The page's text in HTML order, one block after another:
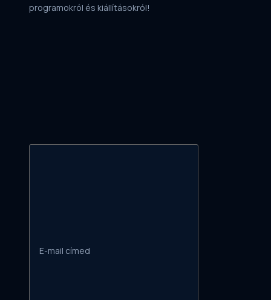
programokról és kiállításokról!